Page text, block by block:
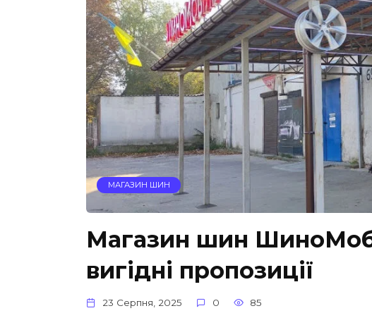
МАГАЗИН ШИН
Магазин шин
вигідні пропозиції
23 Серпня, 2025 0 85